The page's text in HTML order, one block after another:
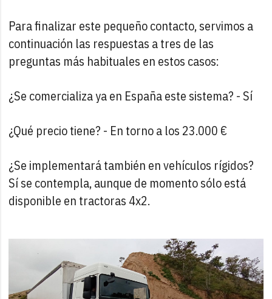
Para finalizar este pequeño contacto, servimos a
continuación las respuestas a tres de las
preguntas más habituales en estos casos:
¿Se comercializa ya en España este sistema? - Sí
¿Qué precio tiene? - En torno a los 23.000 €
¿Se implementará también en vehículos rígidos?
Sí se contempla, aunque de momento sólo está
disponible en tractoras 4x2.